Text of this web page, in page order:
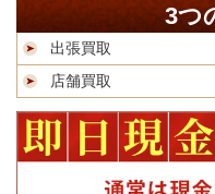
3つ
出張買取
店舗買取